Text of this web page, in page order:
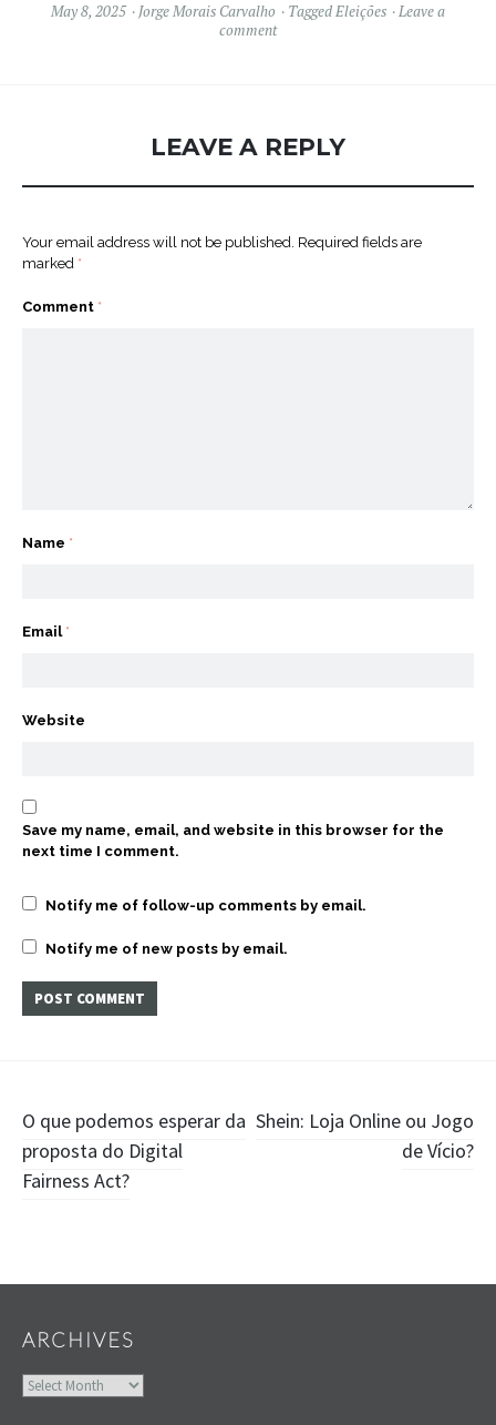
May 8, 2025 Jorge Morais Carvalho TaggedEleições
Leave a
comment
LEAVE A REPLY
Your email address will not be published. Required fields are
marked *
Comment *
Name *
Email *
Website
Save my name, email, and website in this browser for the
next time I comment.
Notify me of follow-up comments by email.
Notify me of new posts by email.
Post
navigation
O que podemos esperar da
proposta do Digital
Fairness Act?
Shein: Loja Online ou Jogo
de Vício?
ARCHIVES
Archives